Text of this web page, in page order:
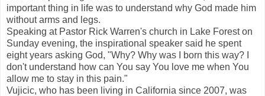
important thing in life was to understand why God made him
without arms and legs.
Speaking at Pastor Rick Warren's church in Lake Forest on
Sunday evening, the inspirational speaker said he spent
eight years asking God, "Why? Why was I born this way? I
don't understand how can You say You love me when You
allow me to stay in this pain."
Vujicic, who has been living in California since 2007, was